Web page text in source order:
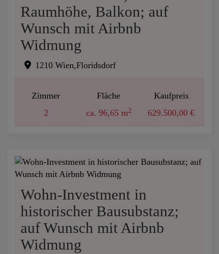
Raumhöhe, Balkon; auf
Wunsch mit Airbnb
Widmung
1210 Wien,Floridsdorf
Zimmer
2
Fläche
ca. 96,65 m2
Kaufpreis
629.500,00 €
Wohn-Investment in
historischer Bausubstanz;
auf Wunsch mit Airbnb
Widmung